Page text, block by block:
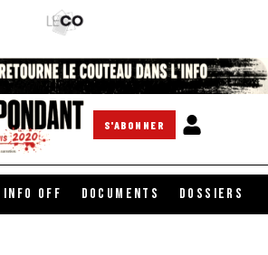
S'ABONNER
INFO OFF DOCUMENTS DOSSIERS